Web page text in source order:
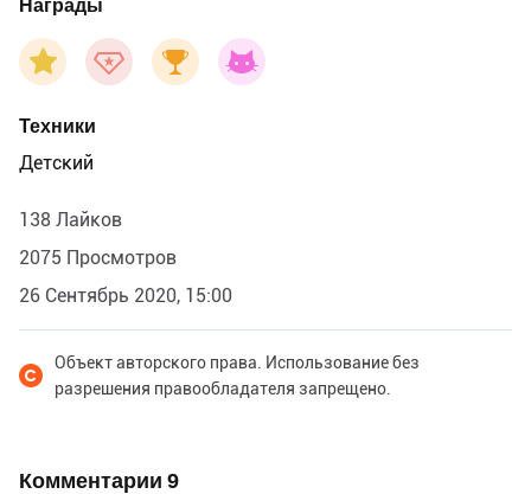
Награды
Техники
Детский
138 Лайков
2075 Просмотров
26 Сентябрь 2020, 15:00
Объект авторского права. Использование без
разрешения правообладателя запрещено.
Комментарии 9